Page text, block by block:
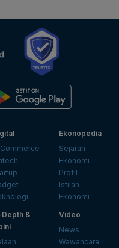
Ekonopedia
Sejarah
Ekonomi
Profil
Istilah
Ekonomi
Depth &
Video
News
Wawancara